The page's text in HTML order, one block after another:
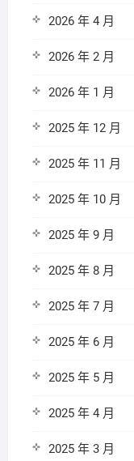
2026 年 4 月
2026 年 2 月
2026 年 1 月
2025 年 12 月
2025 年 11 月
2025 年 10 月
2025 年 9 月
2025 年 8 月
2025 年 7 月
2025 年 6 月
2025 年 5 月
2025 年 4 月
2025 年 3 月